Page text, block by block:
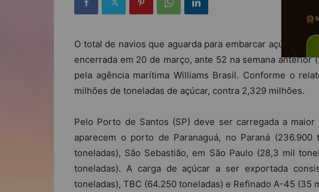
O total de navios que aguarda para embarcar açúcar
encerrada em 20 de março, ante 52 na semana anterior
pela agência marítima Williams Brasil. Conforme o
milhões de toneladas de açúcar, contra 2,329 milhões.
Pelo Porto de Santos (SP) deve ser carregada a
aparecem o porto de Paranaguá, no Paraná (236.900
toneladas), São Sebastião, em São Paulo (28,3 mil
toneladas). A carga de açúcar a ser exportada
toneladas), TBC (64.250 toneladas) e Refinado A-45 (35